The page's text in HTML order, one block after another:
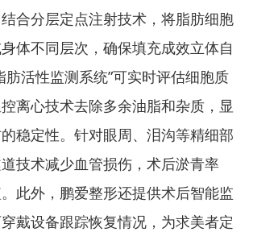
合分层定点注射技术，将脂肪细胞
体不同层次，确保填充成效立体自
肪活性监测系统”可实时评估细胞质
离心技术去除多余油脂和杂质，显
稳定性。针对眼周、泪沟等精细部
技术减少血管损伤，术后淤青率
此外，鹏爱整形还提供术后智能监
戴设备跟踪恢复情况，为求美者定